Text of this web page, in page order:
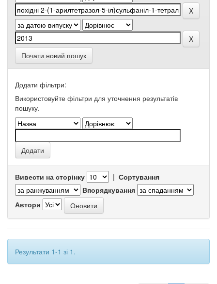
Почати новий пошук
Додати фільтри:
Використовуйте фільтри для уточнення результатів
пошуку.
Вивести на сторінку | Сортування
Впорядкування
Автори
Результати 1-1 зі 1.